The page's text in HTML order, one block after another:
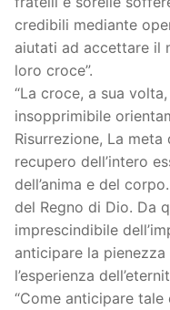
credibili mediante
aiutati ad accettare il
loro croce”.
“La croce, a sua
insopprimibile
Risurrezione, La
recupero dell’intero
dell’anima e del
del Regno di Dio. Da
imprescindibile
anticipare la
l’esperienza
“Come anticipare